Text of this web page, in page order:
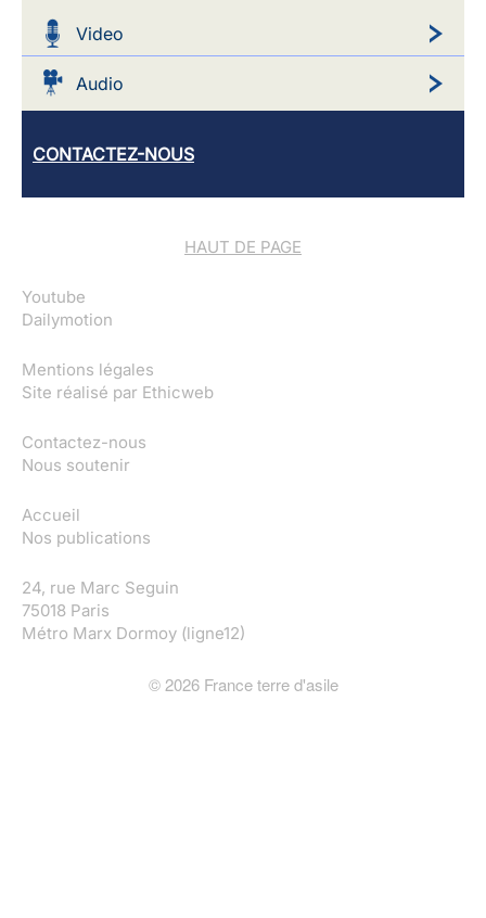
Video
Audio
CONTACTEZ-NOUS
HAUT DE PAGE
Youtube
Dailymotion
Mentions légales
Site réalisé par Ethicweb
Contactez-nous
Nous soutenir
Accueil
Nos publications
24, rue Marc Seguin
75018 Paris
Métro Marx Dormoy (ligne12)
© 2026France terre d'asile